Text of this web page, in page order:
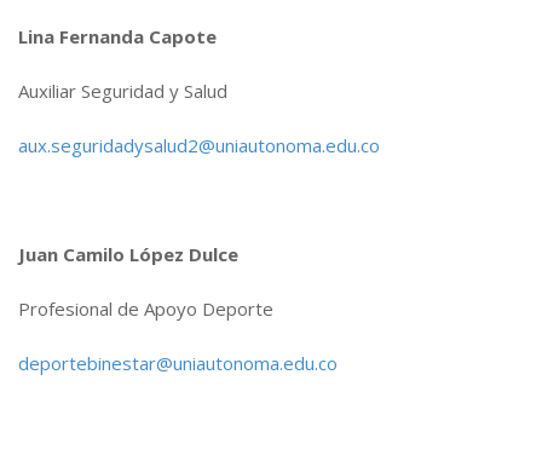
Lina Fernanda Capote
Auxiliar Seguridad y Salud
aux.seguridadysalud2@uniautonoma.edu.co
Juan Camilo López Dulce
Profesional de Apoyo Deporte
deportebinestar@uniautonoma.edu.co